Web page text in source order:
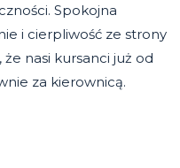
Spokojna
i cierpliwość ze strony
nasi kursanci już od
za kierownicą.